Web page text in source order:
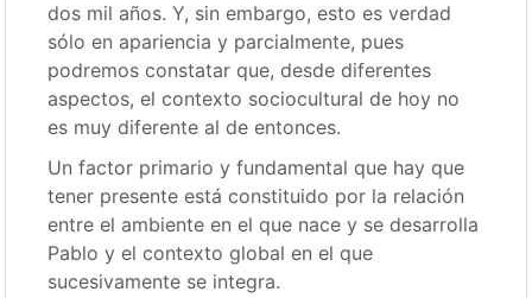
dos mil años. Y, sin embargo, esto es verdad
sólo en apariencia y parcialmente, pues
podremos constatar que, desde diferentes
aspectos, el contexto sociocultural de hoy no
es muy diferente al de entonces.
Un factor primario y fundamental que hay que
tener presente está constituido por la relación
entre el ambiente en el que nace y se desarrolla
Pablo y el contexto global en el que
sucesivamente se integra.